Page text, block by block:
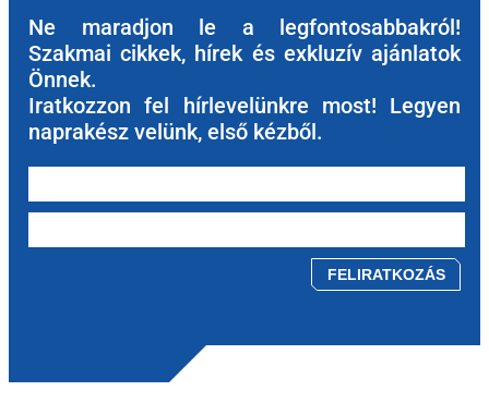
Ne maradjon le a legfontosabbakról!
Szakmai cikkek, hírek és exkluzív ajánlatok
Önnek.
Iratkozzon fel hírlevelünkre most! Legyen
naprakész velünk, első kézből.